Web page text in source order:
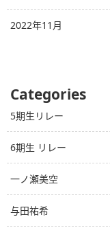
2022年11月
Categories
5期生リレー
6期生 リレー
一ノ瀬美空
与田祐希